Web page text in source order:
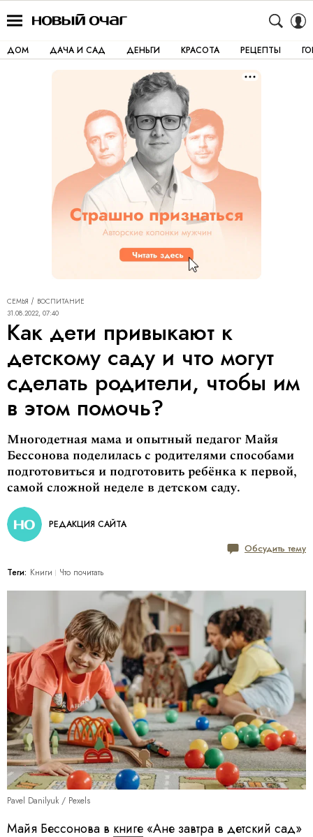
ДОМ ДАЧА И САД ДЕНЬГИ КРАСОТА РЕЦЕПТЫ
СЕМЬЯ
ВОСПИТАНИЕ
31.08.2022, 07:40
Как дети привыкают к
детскому саду и что могут
сделать родители, чтобы им
в этом помочь?
Многодетная мама и опытный педагог Майя
Бессонова поделилась с родителями способами
подготовиться и подготовить ребёнка к первой,
самой сложной неделе в детском саду.
РЕДАКЦИЯ САЙТА
Обсудить тему
Теги: Книги Что почитать
Pavel Danilyuk / Pexels
Майя Бессонова в книге «Ане завтра в детский сад»